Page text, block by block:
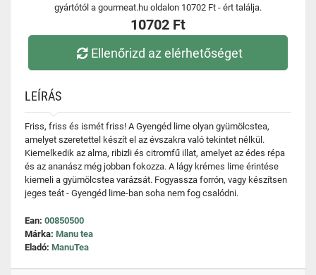
gyártótól a gourmeat.hu oldalon 10702 Ft - ért találja.
10702 Ft
Ellenőrizd az elérhetőséget
LEÍRÁS
Friss, friss és ismét friss! A Gyengéd lime olyan gyümölcstea,
amelyet szeretettel készít el az évszakra való tekintet nélkül.
Kiemelkedik az alma, ribizli és citromfű illat, amelyet az édes répa
és az ananász még jobban fokozza. A lágy krémes lime érintése
kiemeli a gyümölcstea varázsát. Fogyassza forrón, vagy készítsen
jeges teát - Gyengéd lime-ban soha nem fog csalódni.
Ean: 00850500
Márka: Manu tea
Eladó: ManuTea